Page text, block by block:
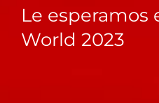
Le esperamos
World 2023